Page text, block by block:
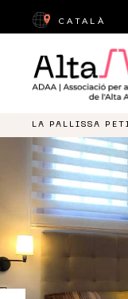
CATALÀ
LA PALLISSA